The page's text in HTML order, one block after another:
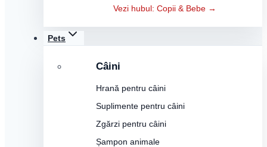
Vezi hubul: Copii & Bebe →
Pets
Câini
Hrană pentru câini
Suplimente pentru câini
Zgărzi pentru câini
Șampon animale